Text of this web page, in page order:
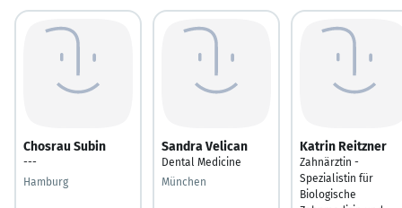
Chosrau Subin
---
Hamburg
Sandra Velican
Dental Medicine
München
Katrin Reitzner
Zahnärztin -
Spezialistin für
Biologische